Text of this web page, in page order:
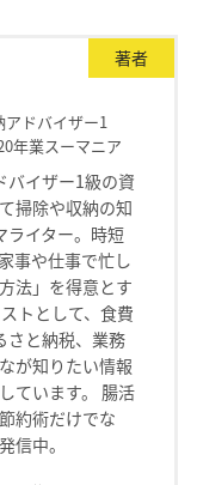
著者
アドバイザー1
年業スーマニア
バイザー1級の資
掃除や収納の知
ライター。時短
事や仕事で忙し
法」を得意とす
トとして、食費
さと納税、業務
が知りたい情報
ています。 腸活
約術だけでな
信中。